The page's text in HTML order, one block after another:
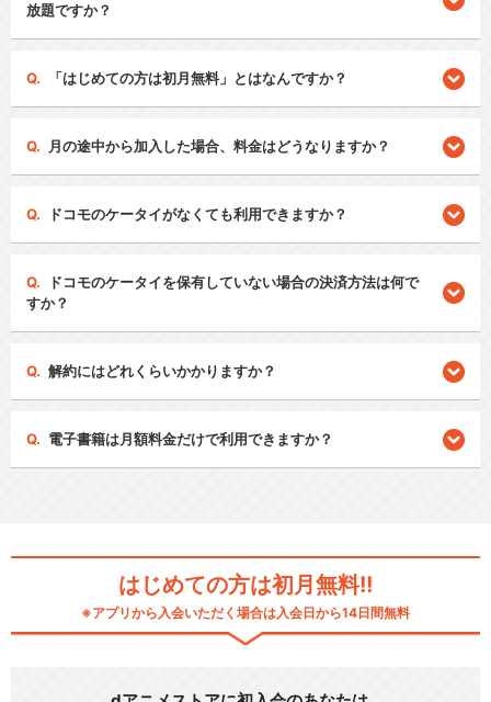
放題ですか？
「はじめての方は初月無料」とはなんですか？
月の途中から加入した場合、料金はどうなりますか？
ドコモのケータイがなくても利用できますか？
ドコモのケータイを保有していない場合の決済方法は何で
すか？
解約にはどれくらいかかりますか？
電子書籍は月額料金だけで利用できますか？
はじめての方は初月無料!!
※アプリから入会いただく場合は入会日から14日間無料